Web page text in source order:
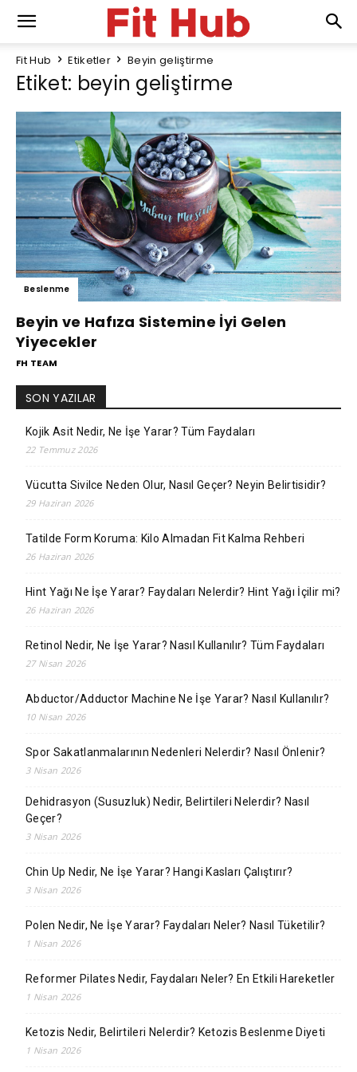
Fit Hub Etiketler Beyin geliştirme
Etiket: beyin geliştirme
Beslenme
Beyin ve Hafıza Sistemine İyi Gelen
Yiyecekler
FH TEAM
SON YAZILAR
Kojik Asit Nedir, Ne İşe Yarar? Tüm Faydaları
22 Temmuz 2026
Vücutta Sivilce Neden Olur, Nasıl Geçer? Neyin Belirtisidir?
29 Haziran 2026
Tatilde Form Koruma: Kilo Almadan Fit Kalma Rehberi
26 Haziran 2026
Hint Yağı Ne İşe Yarar? Faydaları Nelerdir? Hint Yağı İçilir mi?
26 Haziran 2026
Retinol Nedir, Ne İşe Yarar? Nasıl Kullanılır? Tüm Faydaları
27 Nisan 2026
Abductor/Adductor Machine Ne İşe Yarar? Nasıl Kullanılır?
10 Nisan 2026
Spor Sakatlanmalarının Nedenleri Nelerdir? Nasıl Önlenir?
3 Nisan 2026
Dehidrasyon (Susuzluk) Nedir, Belirtileri Nelerdir? Nasıl
Geçer?
3 Nisan 2026
Chin Up Nedir, Ne İşe Yarar? Hangi Kasları Çalıştırır?
3 Nisan 2026
Polen Nedir, Ne İşe Yarar? Faydaları Neler? Nasıl Tüketilir?
1 Nisan 2026
Reformer Pilates Nedir, Faydaları Neler? En Etkili Hareketler
1 Nisan 2026
Ketozis Nedir, Belirtileri Nelerdir? Ketozis Beslenme Diyeti
1 Nisan 2026